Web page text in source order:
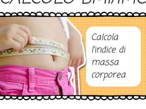
Calcola
l’indice di
massa
corporea